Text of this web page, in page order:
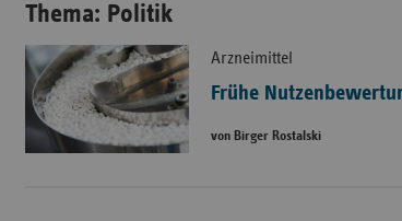
Thema: Politik
Arzneimittel
Frühe
von Birger Rostalski